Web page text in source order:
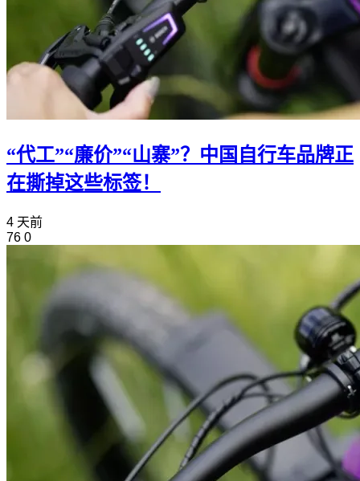
“代工”“廉价”“山寨”？中国自行车品牌正
在撕掉这些标签！
4 天前
76 0